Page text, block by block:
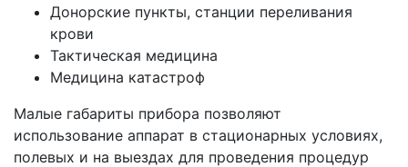
Донорские пункты, станции переливания
крови
Тактическая медицина
Медицина катастроф
Малые габариты прибора позволяют
использование аппарат в стационарных условиях,
полевых и на выездах для проведения процедур